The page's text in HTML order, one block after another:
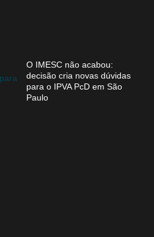
O IMESC não acabou:
decisão cria novas dúvidas
para o IPVA PcD em São
Paulo